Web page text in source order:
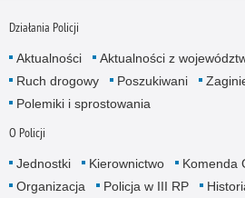
Działania Policji
Aktualności Aktualności z
Ruch drogowy
Poszukiwani
Polemiki i sprostowania
O Policji
Jednostki Kierownictwo
Komenda
Organizacja
Policja w III RP